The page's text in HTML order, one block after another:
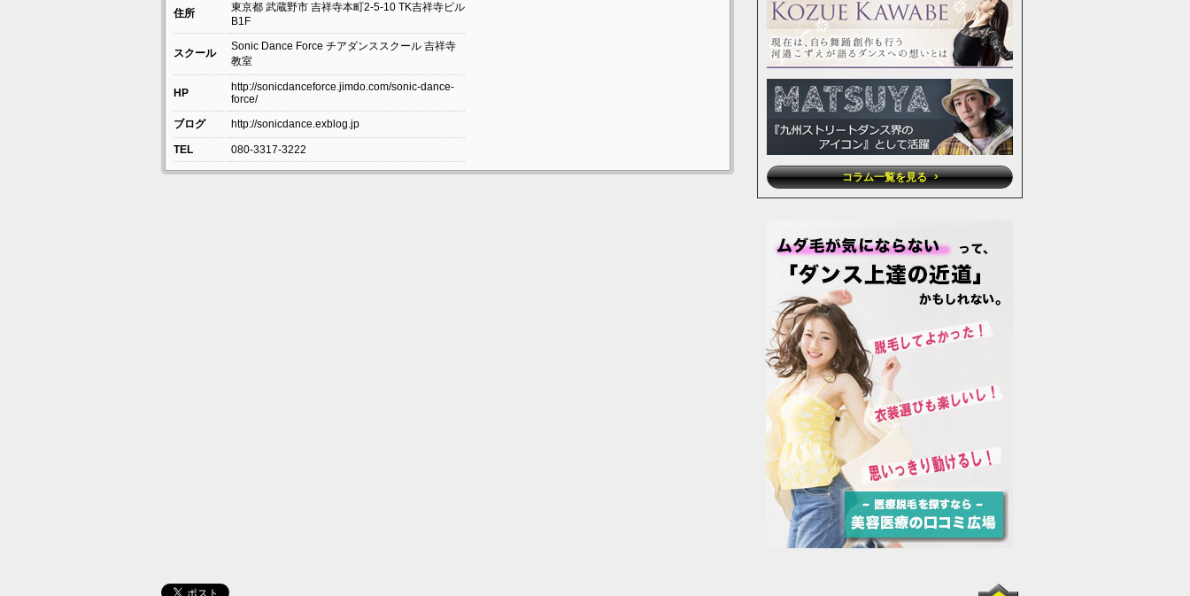
住所 東京都 武蔵野市 吉祥寺本町2-5-10 TK吉祥寺ビル
B1F
スクール
Sonic Dance Force チアダンススクール 吉祥寺
教室
HP
http://sonicdanceforce.jimdo.com/sonic-dance-
force/
ブログ
http://sonicdance.exblog.jp
TEL 080-3317-3222
コラム一覧を見る